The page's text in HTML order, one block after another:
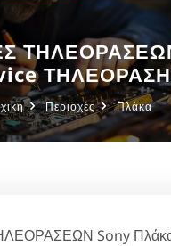
Περιοχές Πλάκα
Sony